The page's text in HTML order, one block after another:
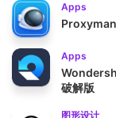
Apps
Apps
破解版
图形设计